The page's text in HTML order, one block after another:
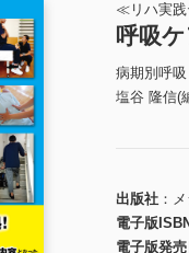
≪リハ実
呼吸
病期別呼
塩谷 隆信(
出版社
電子版ISBN
電子版発売